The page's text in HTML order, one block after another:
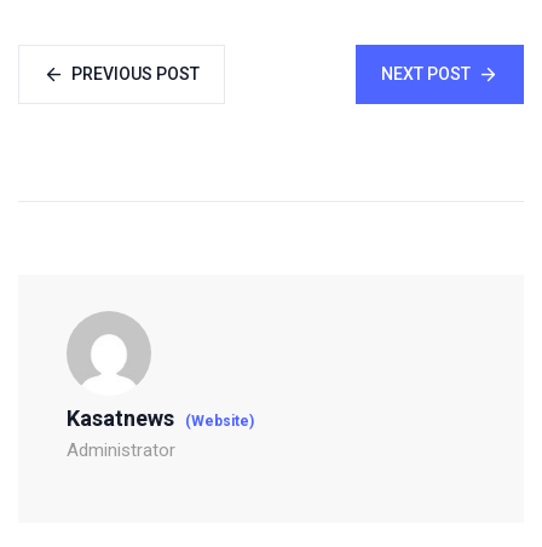
PREVIOUS POST NEXT POST
Kasatnews (Website)
Administrator